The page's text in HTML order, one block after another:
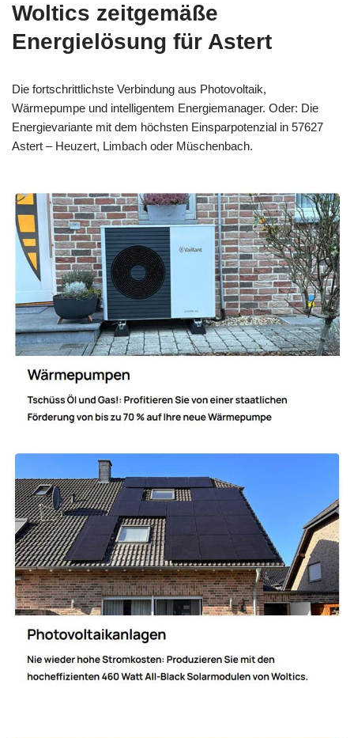
Woltics zeitgemäße
Energielösung für Astert
Die fortschrittlichste Verbindung aus Photovoltaik,
Wärmepumpe und intelligentem Energiemanager. Oder: Die
Energievariante mit dem höchsten Einsparpotenzial in 57627
Astert – Heuzert, Limbach oder Müschenbach.